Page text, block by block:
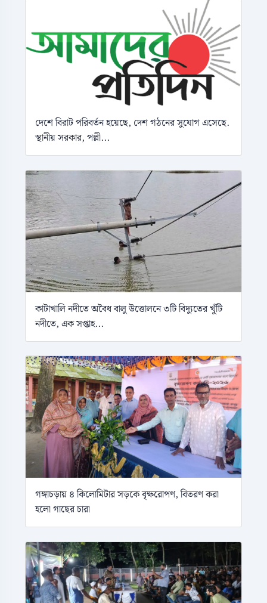
দেশে বিরাট পরিবর্তন হয়েছে, দেশ গঠনের সুযোগ এসেছে.
স্থানীয় সরকার, পল্লী...
কাটাখালি নদীতে অবৈধ বালু উত্তোলনে ৩টি বিদ্যুতের খুঁটি
নদীতে, এক সপ্তাহ...
গঙ্গাচড়ায় ৪ কিলোমিটার সড়কে বৃক্ষরোপণ, বিতরণ করা
হলো গাছের চারা